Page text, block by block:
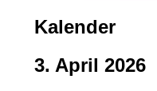
Kalender
3. April 2026